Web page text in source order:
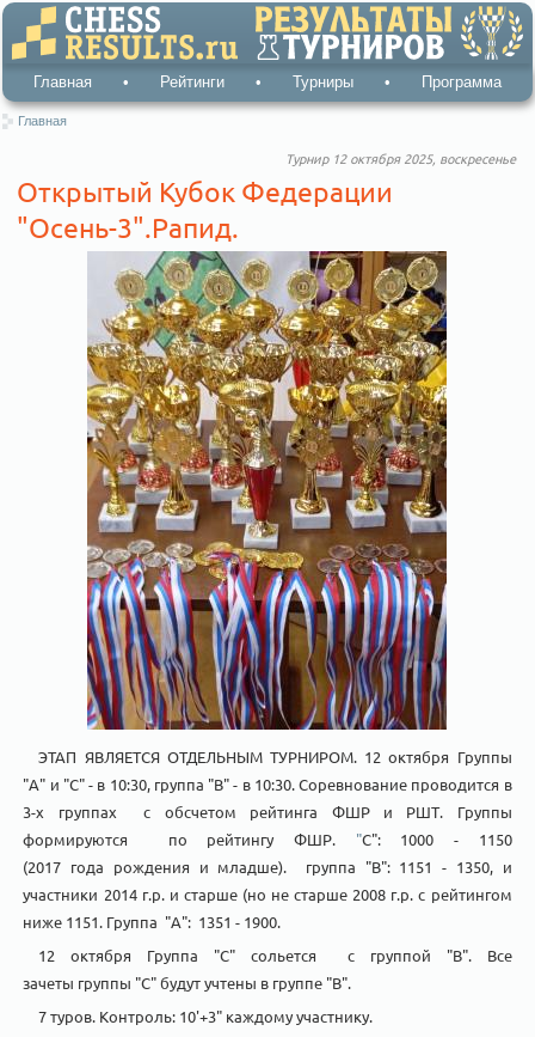
Главная • Рейтинги • Турниры • Программа
Главная
Турнир 12 октября 2025, воскресенье
Открытый Кубок Федерации
"Осень-3".Рапид.
ЭТАП ЯВЛЯЕТСЯ ОТДЕЛЬНЫМ ТУРНИРОМ. 12 октября Группы
"А" и "С" - в 10:30, группа "В" - в 10:30. Соревнование проводится в
3-х группах с обсчетом рейтинга ФШР и РШТ. Группы
формируются по рейтингу ФШР. "С": 1000 - 1150
(2017 года рождения и младше). группа "В": 1151 - 1350, и
участники 2014 г.р. и старше (но не старше 2008 г.р. с рейтингом
ниже 1151. Группа "А": 1351 - 1900.
12 октября Группа "С" сольется с группой "В". Все
зачеты группы "С" будут учтены в группе "В".
7 туров. Контроль: 10'+3" каждому участнику.